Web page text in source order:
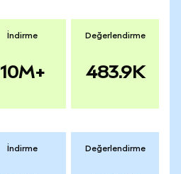
İndirme
10M+
Değerlendirme
483.9K
İndirme Değerlendirme